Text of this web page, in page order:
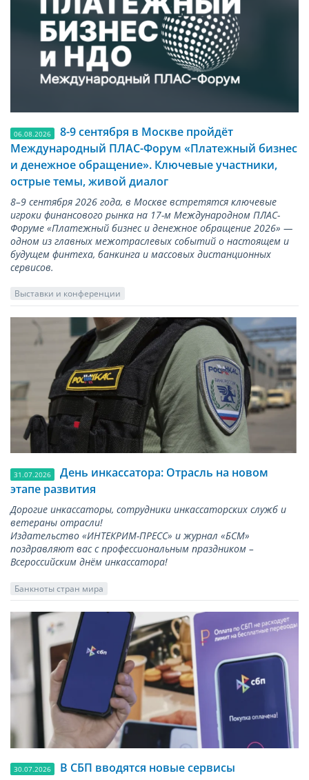
06.08.2026
8-9 сентября в Москве пройдёт
Международный ПЛАС-Форум «Платежный бизнес
и денежное обращение». Ключевые участники,
острые темы, живой диалог
8–9 сентября 2026 года, в Москве встретятся ключевые
игроки финансового рынка на 17-м Международном ПЛАС-
Форуме «Платежный бизнес и денежное обращение 2026» —
одном из главных межотраслевых событий о настоящем и
будущем финтеха, банкинга и массовых дистанционных
сервисов.
Выставки и конференции
31.07.2026
День инкассатора: Отрасль на новом
этапе развития
Дорогие инкассаторы, сотрудники инкассаторских служб и
ветераны отрасли!
Издательство «ИНТЕКРИМ-ПРЕСС» и журнал «БСМ»
поздравляют вас с профессиональным праздником –
Всероссийским днём инкассатора!
Банкноты стран мира
30.07.2026 В СБП вводятся новые сервисы